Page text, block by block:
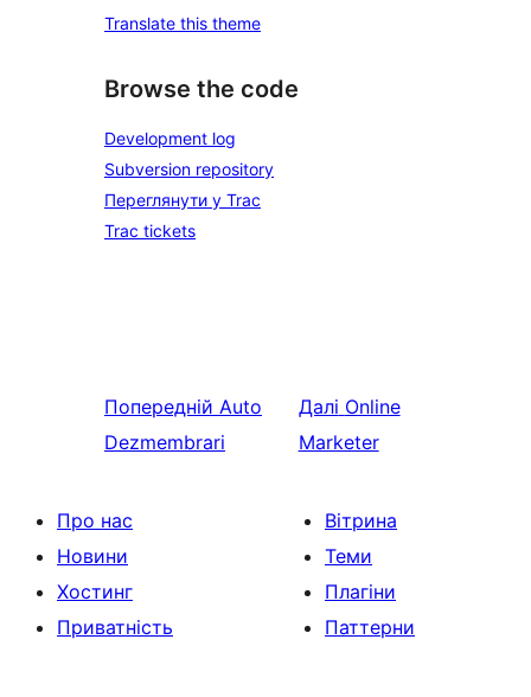
Translate this theme
Browse the code
Development log
Subversion repository
Переглянути у Trac
Trac tickets
Попередній Auto
Dezmembrari
Далі Online
Marketer
Про нас
Новини
Хостинг
Приватність
Вітрина
Теми
Плагіни
Паттерни